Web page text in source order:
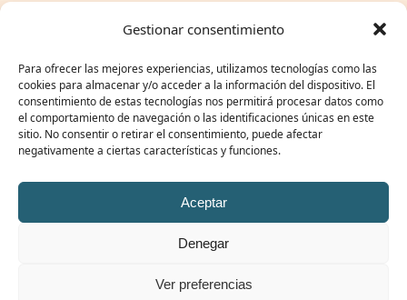
Gestionar consentimiento
Para ofrecer las mejores experiencias, utilizamos tecnologías como las
cookies para almacenar y/o acceder a la información del dispositivo. El
consentimiento de estas tecnologías nos permitirá procesar datos como
el comportamiento de navegación o las identificaciones únicas en este
sitio. No consentir o retirar el consentimiento, puede afectar
negativamente a ciertas características y funciones.
Aceptar
Denegar
Ver preferencias
El càmping a
EL NOSTRE GRUP:
POLÍTICA DE COOKIES|AVÍS LEGAL